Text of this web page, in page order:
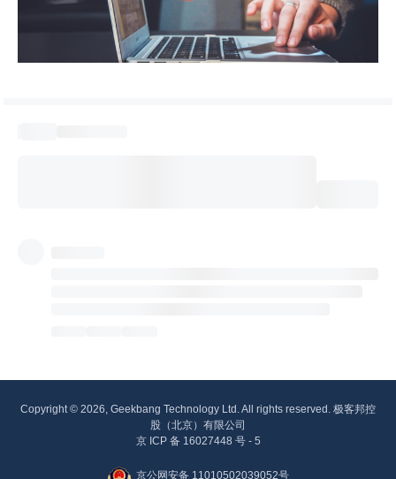
Copyright © 2026, Geekbang Technology Ltd. All rights reserved. 极客邦控
股（北京）有限公司
京 ICP 备 16027448 号 - 5
京公网安备 11010502039052号